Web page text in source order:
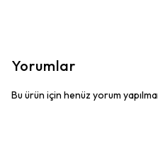
Yorumlar
Bu ürün için henüz yorum